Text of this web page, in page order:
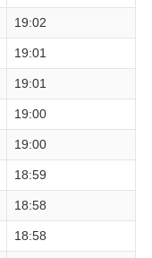
19:02
19:01
19:01
19:00
19:00
18:59
18:58
18:58